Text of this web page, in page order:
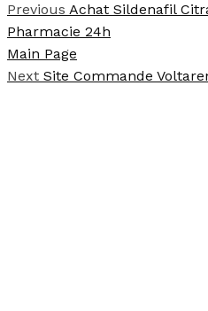
Previous Achat Sildenafil
Pharmacie 24h
Main Page
Next Site Commande